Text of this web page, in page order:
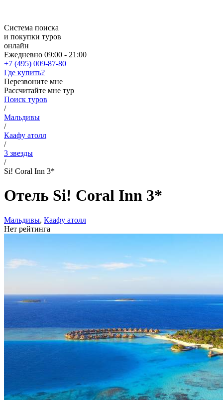
Система поиска
и покупки туров
онлайн
Ежедневно 09:00 - 21:00
+7 (495) 009-87-80
Где купить?
Перезвоните мне
Рассчитайте мне тур
Поиск туров
/
Мальдивы
/
Каафу атолл
/
3 звезды
/
Si! Coral Inn 3*
Отель Si! Coral Inn 3*
Мальдивы, Каафу атолл
Нет рейтинга